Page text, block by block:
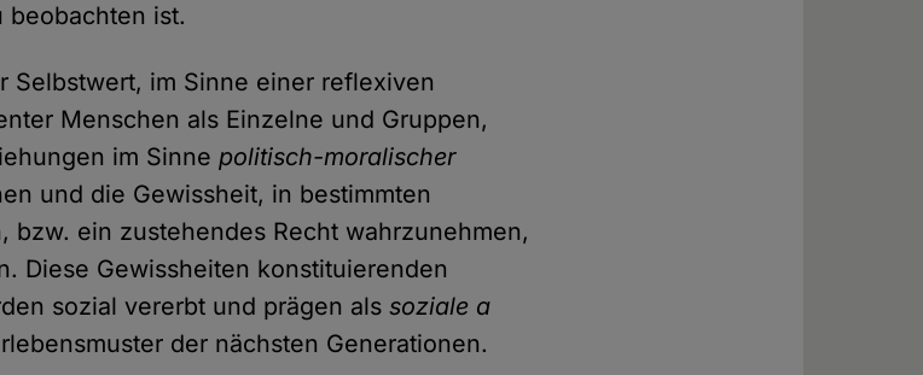
beobachten ist.
Selbstwert, im Sinne einer reflexiven
Menschen als Einzelne und Gruppen,
im Sinnepolitisch-moralischer
und die Gewissheit, in bestimmten
bzw. ein zustehendes Recht wahrzunehmen,
Diese Gewissheiten konstituierenden
sozial vererbt und prägen alssoziale a
der nächsten Generationen.